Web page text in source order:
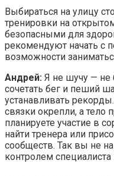
Выбираться на улицу
тренировки на
безопасными для
рекомендуют начать с
возможности
Андрей: Я не шучу — не
сочетать бег и пеший
устанавливать
связки окрепли, а тело
планируете участие в
найти тренера или
сообществ. Так вы не
контролем специалиста